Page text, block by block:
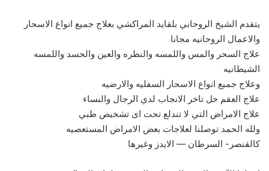
يتقدم الشيخ الروحاني بلقايد المراكشي بعلاج جميع انواع الاسحار
والاعمال الروحانيه مجانا
علاج السحر والمس واللمسه والنظره والعين والحسد واللمسه
الشيطانيه
وعلاج جميع انواع الاسحار السفليه والارضيه
علاج العقم حل تاخر الانجاب لدي الرجال والنساء
علاج الامراض التي لا تندلع تحت اى تشخيص طبي
ولله الحمد توصلنا لعلاجات بعض الامراض المستعصيه
كالقنصر- السرطان — الايدز وغيرها